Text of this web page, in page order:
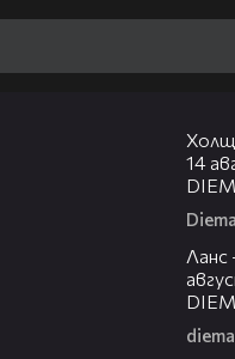
14
Ланс